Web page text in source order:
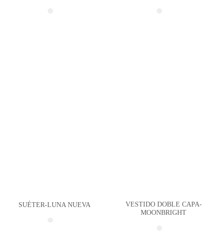
SUÉTER-LUNA NUEVA
VESTIDO DOBLE CAPA-
MOONBRIGHT